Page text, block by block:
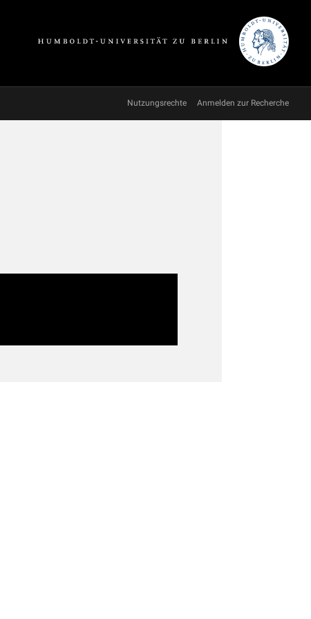
Nutzungsrechte Anmelden zur Recherche